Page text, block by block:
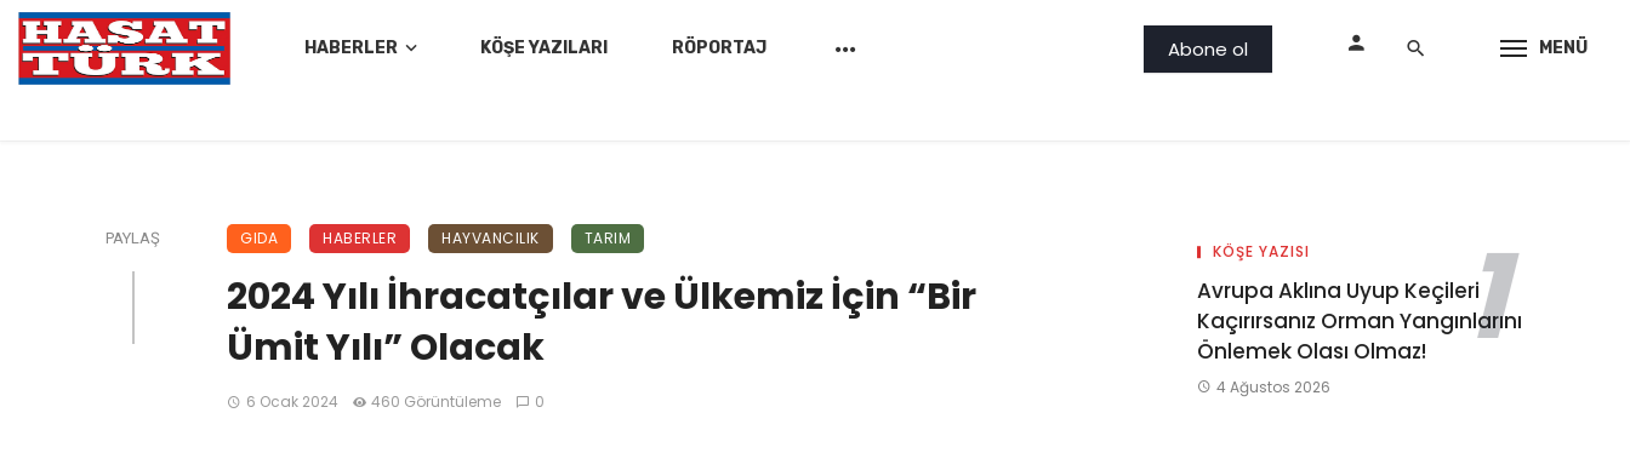
HABERLER KÖŞE YAZILARI RÖPORTAJ Abone ol MENÜ
PAYLAŞ GIDA HABERLER HAYVANCILIK TARIM
2024 Yılı İhracatçılar ve Ülkemiz İçin “Bir
Ümit Yılı” Olacak
6 Ocak 2024 460 Görüntüleme 0
KÖŞE YAZISI
Avrupa Aklına Uyup Keçileri
Kaçırırsanız Orman Yangınlarını
Önlemek Olası Olmaz!
4 Ağustos 2026